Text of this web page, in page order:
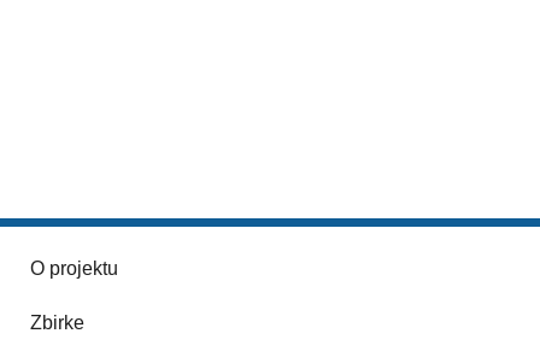
O projektu
Zbirke